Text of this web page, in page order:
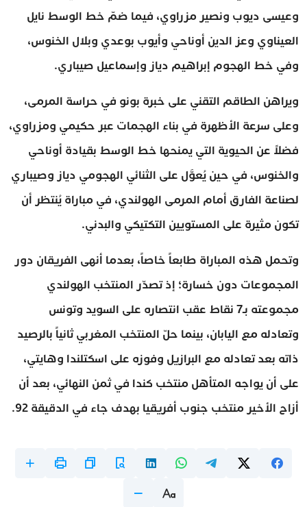
وعيسى ديوب ونصير مزراوي، فيما ضمّ خط الوسط نايل
العيناوي وعز الدين أوناحي وأيوب بوعدي وبلال الخنوس،
وفي خط الهجوم إبراهيم دياز وإسماعيل صيباري.
ويراهن الطاقم التقني على خبرة بونو في حراسة المرمى،
وعلى سرعة الأظهرة في بناء الهجمات عبر حكيمي ومزراوي،
فضلاً عن الحيوية التي يمنحها خط الوسط بقيادة أوناحي
والخنوس، في حين يُعوَّل على الثنائي الهجومي دياز وصيباري
لصناعة الفارق أمام المرمى الهولندي، في مباراة يُنتظر أن
تكون مثيرة على المستويين التكتيكي والبدني.
وتحمل هذه المباراة طابعاً خاصاً، بعدما أنهى الفريقان دور
المجموعات دون خسارة؛ إذ تصدّر المنتخب الهولندي
مجموعته بـ7 نقاط عقب انتصاره على السويد وتونس
وتعادله مع اليابان، بينما حلّ المنتخب المغربي ثانياً بالرصيد
ذاته بعد تعادله مع البرازيل وفوزه على اسكتلندا وهايتي،
على أن يواجه المتأهل منتخب كندا في ثمن النهائي، بعد أن
أزاح الأخير منتخب جنوب أفريقيا بهدف جاء في الدقيقة 92.